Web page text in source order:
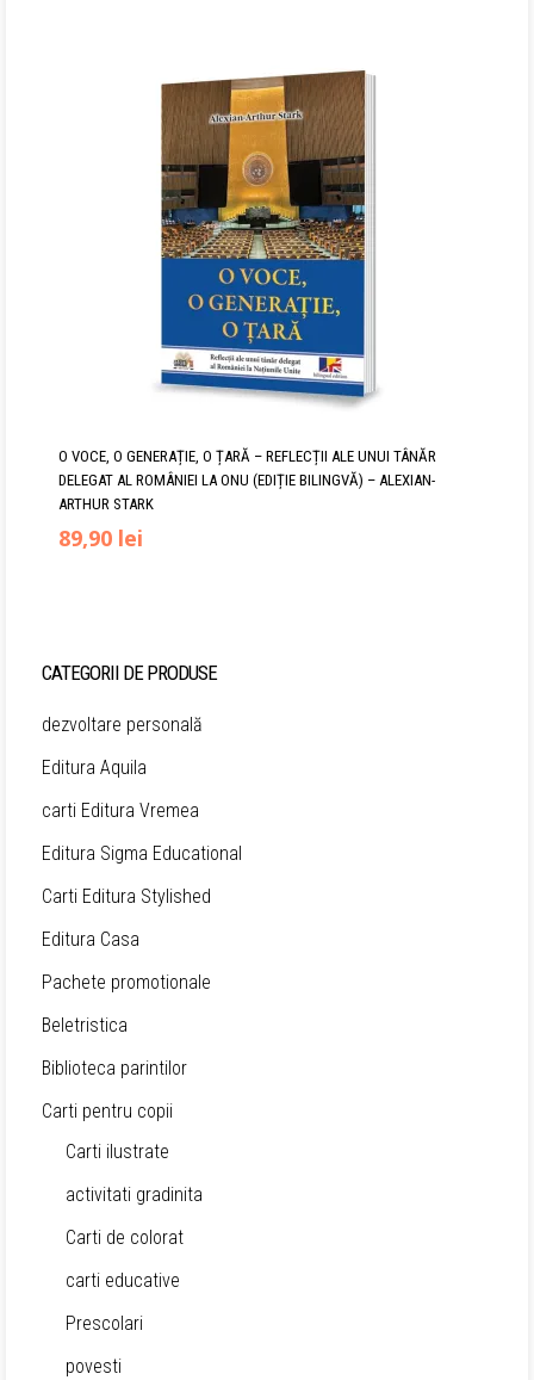
27,90 lei.
O VOCE, O GENERAȚIE, O ȚARĂ – REFLECȚII ALE UNUI TÂNĂR
DELEGAT AL ROMÂNIEI LA ONU (EDIȚIE BILINGVĂ) – ALEXIAN-
ARTHUR STARK
89,90 lei
CATEGORII DE PRODUSE
dezvoltare personală
Editura Aquila
carti Editura Vremea
Editura Sigma Educational
Carti Editura Stylished
Editura Casa
Pachete promotionale
Beletristica
Biblioteca parintilor
Carti pentru copii
Carti ilustrate
activitati gradinita
Carti de colorat
carti educative
Prescolari
povesti